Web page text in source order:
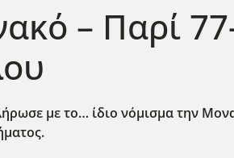
– Παρί
με το… ίδιο νόμισμα την